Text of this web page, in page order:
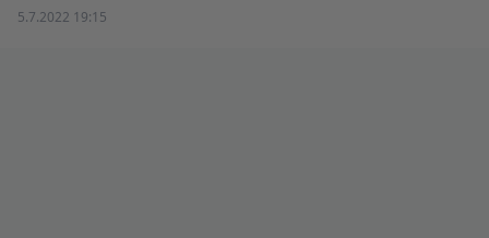
5.7.2022 19:15